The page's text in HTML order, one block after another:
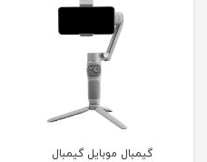
گیمبال موبایل گیمبال